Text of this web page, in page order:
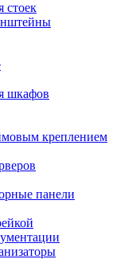
стоек
шкафов
креплением
панели